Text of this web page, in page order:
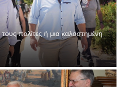
πολίτες ή μια καλοστημένη